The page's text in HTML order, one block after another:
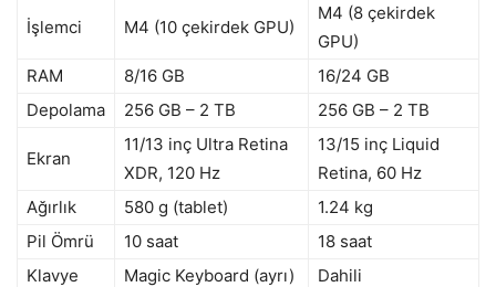
İşlemci M4 (10 çekirdek GPU)
M4 (8 çekirdek
GPU)
RAM
8/16 GB
16/24 GB
Depolama
256 GB – 2 TB 256 GB – 2 TB
Ekran
11/13 inç Ultra Retina
XDR, 120 Hz
13/15 inç Liquid
Retina, 60 Hz
Ağırlık
580 g (tablet)
1.24 kg
Pil Ömrü
10 saat
18 saat
Klavye
Magic Keyboard (ayrı)
Dahili